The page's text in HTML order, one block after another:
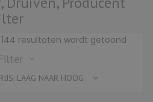
144 resultaten wordt getoond
LAAG NAAR HOOG